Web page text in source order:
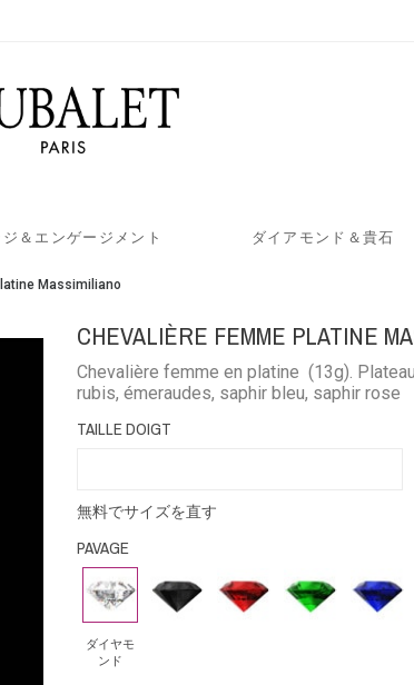
＆エンゲージメント ダイアモンド＆貴石
Massimiliano
CHEVALIÈRE FEMME PLATINE
Chevalière femme en platine (13g).
rubis, émeraudes, saphir bleu, saphir rose
TAILLE DOIGT
無料でサイズを直す
PAVAGE
ダ
ヤ
モ
ダイヤモ
ンド
ブ
ラ
ル
ビ
エ
メ
ブ
ル